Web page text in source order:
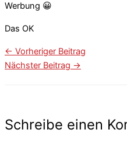
Werbung 😀
Das OK
← Vorheriger Beitrag
Nächster Beitrag →
Schreibe einen